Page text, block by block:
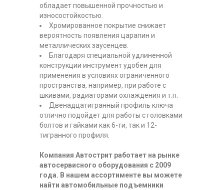
обладает повышенной прочностью и
износостойкостью.
Хромированное покрытие снижает
вероятность появления царапин и
металлических заусенцев.
Благодаря специальной удлиненной
конструкции инструмент удобен для
применения в условиях ограниченного
пространства, например, при работе с
шкивами, радиаторами охлаждения и т.п.
Двенадцатигранный профиль ключа
отлично подойдет для работы с головками
болтов и гайками как 6-ти, так и 12-
тигранного профиля.
Компания Автострит работает на рынке
автосервисного оборудования с 2009
года. В нашем ассортименте вы можете
найти автомобильные подъемники